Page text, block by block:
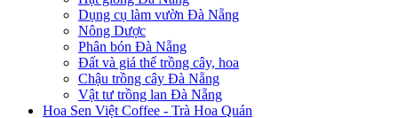
Dụng cụ làm vườn Đà Nẵng
Nông Dược
Phân bón Đà Nẵng
Đất và giá thể trồng cây, hoa
Chậu trồng cây Đà Nẵng
Vật tư trồng lan Đà Nẵng
Hoa Sen Việt Coffee - Trà Hoa Quán